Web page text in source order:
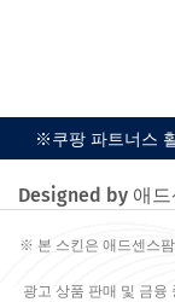
※쿠팡 파트너스
Designed by 애
※ 본 스킨은 애드센스
광고 상품 판매 및 금융